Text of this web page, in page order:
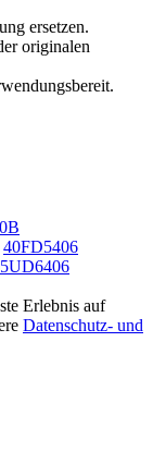
ersetzen.
originalen
40FD5406
Erlebnis auf
Datenschutz- und